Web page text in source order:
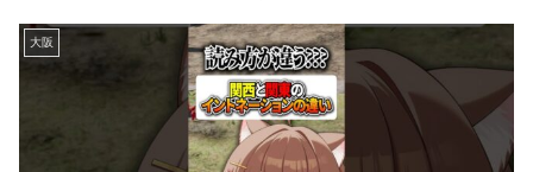
大阪